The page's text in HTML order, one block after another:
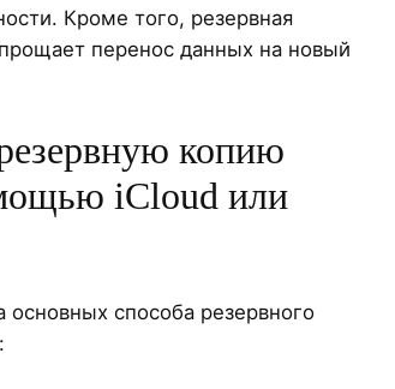
Кроме того, резервная
перенос данных на новый
копию
iCloud или
основных способа резервного